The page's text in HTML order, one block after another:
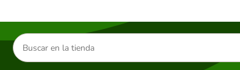
Buscar
productos